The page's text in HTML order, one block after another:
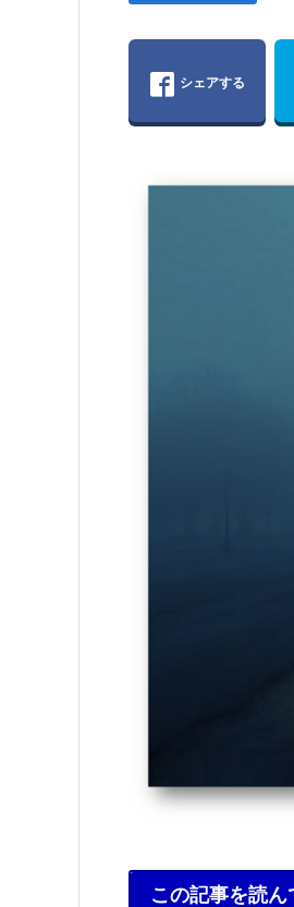
シェアする
この記事を読ん